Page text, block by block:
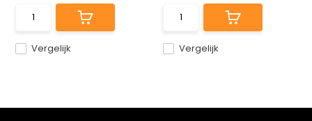
Vergelijk Vergelijk